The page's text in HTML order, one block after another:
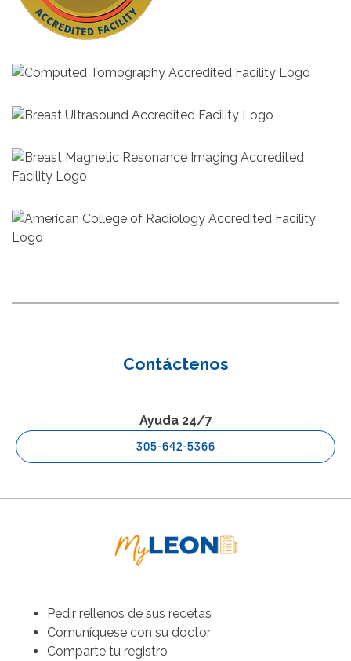
Contáctenos
Ayuda 24/7
305-642-5366
Pedir rellenos de sus recetas
Comuníquese con su doctor
Comparte tu registro